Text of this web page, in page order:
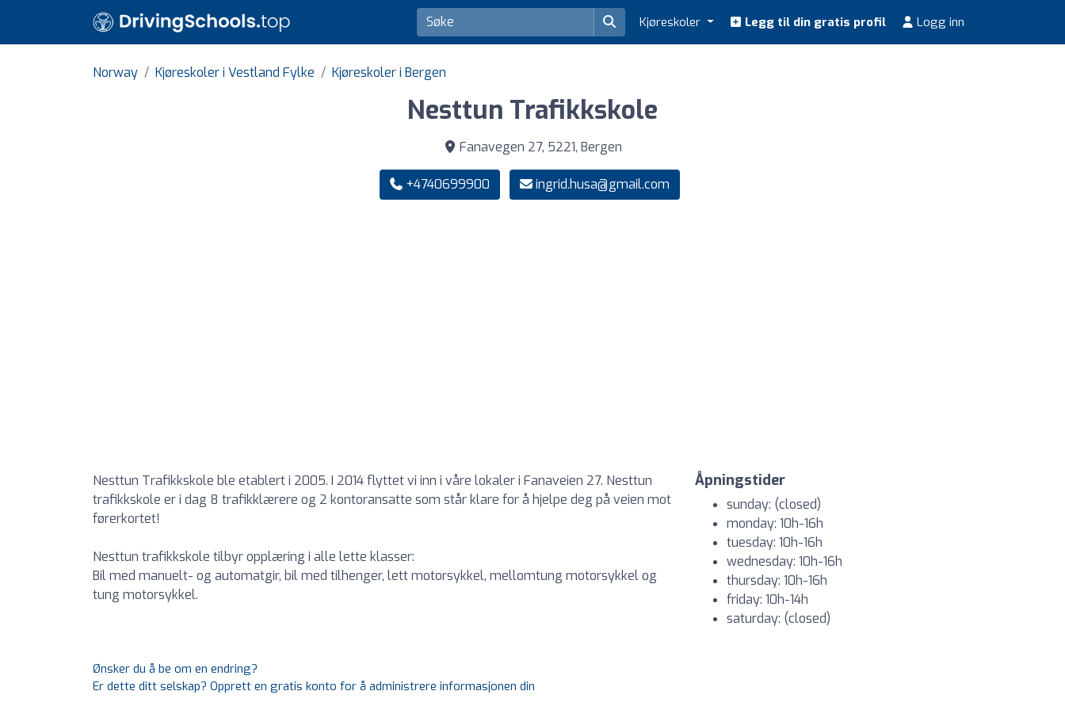
Kjøreskoler Legg til din gratis profil Logg inn
Norway Kjøreskoler i Vestland Fylke Kjøreskoler i Bergen
Nesttun Trafikkskole
Fanavegen 27, 5221, Bergen
+4740699900 ingrid.husa@gmail.com
Nesttun Trafikkskole ble etablert i 2005. I 2014 flyttet vi inn i våre lokaler i Fanaveien 27. Nesttun
trafikkskole er i dag 8 trafikklærere og 2 kontoransatte som står klare for å hjelpe deg på veien mot
førerkortet!
Nesttun trafikkskole tilbyr opplæring i alle lette klasser:
Bil med manuelt- og automatgir, bil med tilhenger, lett motorsykkel, mellomtung motorsykkel og
tung motorsykkel.
Åpningstider
sunday: (closed)
monday: 10h-16h
tuesday: 10h-16h
wednesday: 10h-16h
thursday: 10h-16h
friday: 10h-14h
saturday: (closed)
Ønsker du å be om en endring?
Er dette ditt selskap? Opprett en gratis konto for å administrere informasjonen din